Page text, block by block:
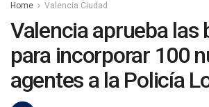
Home Valencia Ciudad
Valencia aprueba las
para incorporar 100
agentes a la Policía